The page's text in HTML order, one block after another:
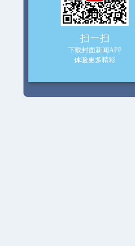
扫一扫
下载封面新闻APP
体验更多精彩